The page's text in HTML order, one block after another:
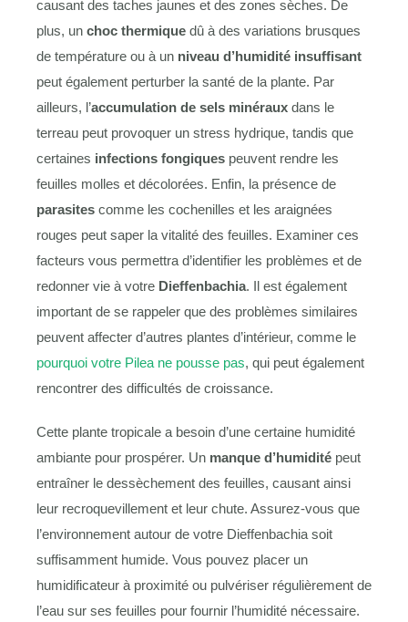
causant des taches jaunes et des zones sèches. De
plus, un choc thermique dû à des variations brusques
de température ou à un niveau d’humidité insuffisant
peut également perturber la santé de la plante. Par
ailleurs, l’accumulation de sels minéraux dans le
terreau peut provoquer un stress hydrique, tandis que
certaines infections fongiques peuvent rendre les
feuilles molles et décolorées. Enfin, la présence de
parasites comme les cochenilles et les araignées
rouges peut saper la vitalité des feuilles. Examiner ces
facteurs vous permettra d’identifier les problèmes et de
redonner vie à votre Dieffenbachia. Il est également
important de se rappeler que des problèmes similaires
peuvent affecter d’autres plantes d’intérieur, comme le
pourquoi votre Pilea ne pousse pas, qui peut également
rencontrer des difficultés de croissance.
Cette plante tropicale a besoin d’une certaine humidité
ambiante pour prospérer. Un manque d’humidité peut
entraîner le dessèchement des feuilles, causant ainsi
leur recroquevillement et leur chute. Assurez-vous que
l’environnement autour de votre Dieffenbachia soit
suffisamment humide. Vous pouvez placer un
humidificateur à proximité ou pulvériser régulièrement de
l’eau sur ses feuilles pour fournir l’humidité nécessaire.